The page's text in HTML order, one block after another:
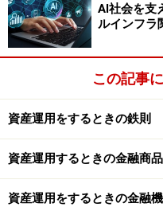
【編集部からのお知らせ】
・「家計」について、
中です！
※抽選で20名にAmazonギ
なります
AI社会を支
ルインフラ
この記事
資産運用をするときの鉄則
資産運用するときの金融商品
資産運用をするときの金融